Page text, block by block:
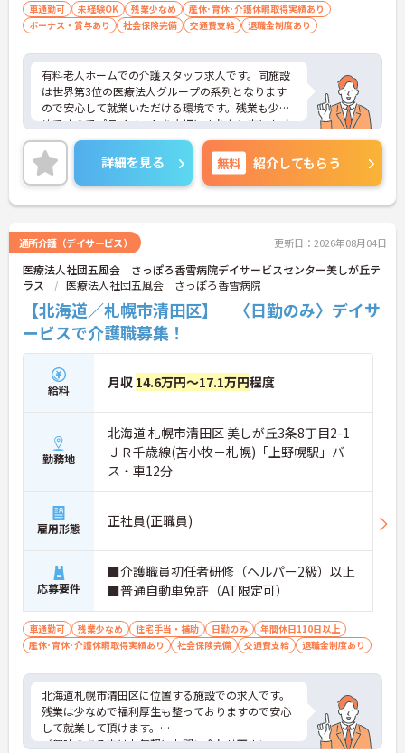
車通勤可 未経験OK 残業少なめ
産休･育休･介護休暇取得実績あり
ボーナス・賞与あり
社会保険完備 交通費支給 退職金制度あり
有料老人ホームでの介護スタッフ求人です。同施設
は世界第3位の医療法人グループの系列となります
ので安心して就業いただける環境です。残業も少な
めですのでプライベートを大切にされたい方にもオ
ススメです。ご興味を持たれた方は面接対策ポイン
トや求人の詳細などお話いたしますのでお気軽にお
問い合わせ下さい。
詳細を見る 無料 紹介してもらう
通所介護（デイサービス） 更新日：2026年08月04日
医療法人社団五風会 さっぽろ香雪病院デイサービスセンター美しが丘テ
ラス
医療法人社団五風会 さっぽろ香雪病院
【北海道／札幌市清田区】 〈日勤のみ〉デイサ
ービスで介護職募集！
給料 月収 14.6万円～17.1万円程度
勤務地
北海道 札幌市清田区 美しが丘3条8丁目2-1
ＪＲ千歳線(苫小牧－札幌)「上野幌駅」バ
ス・車12分
雇用形態 正社員(正職員)
応募要件
■介護職員初任者研修（ヘルパー2級）以上
■普通自動車免許（AT限定可）
車通勤可 残業少なめ 住宅手当・補助 日勤のみ
年間休日110日以上
産休･育休･介護休暇取得実績あり
社会保険完備 交通費支給 退職金制度あり
北海道札幌市清田区に位置する施設での求人です。
残業は少なめで福利厚生も整っておりますので安心
して就業して頂けます。
ご興味のある方はお気軽にお問い合わせ下さい。